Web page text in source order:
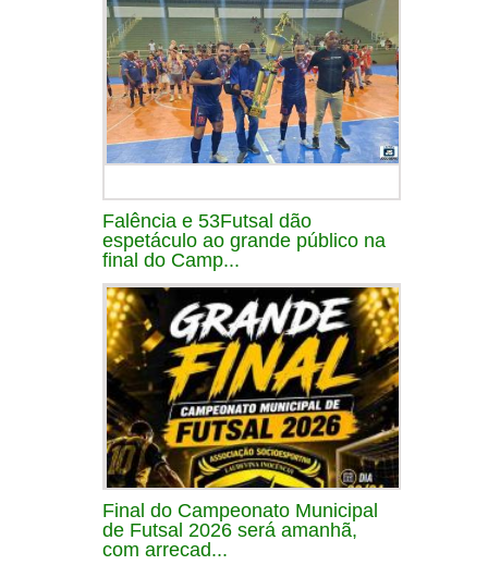
Falência e 53Futsal dão
espetáculo ao grande público na
final do Camp...
Final do Campeonato Municipal
de Futsal 2026 será amanhã,
com arrecad...